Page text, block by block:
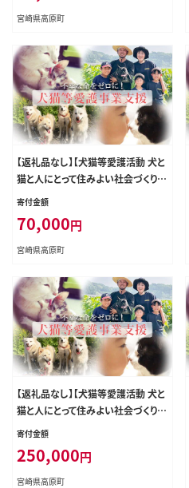
宮崎県高原町
【返礼品なし】【犬猫等愛護活動 犬と
猫と人にとって住みよい社会づくりを
応援】宮崎県 高原町 特定非営利活
P00056
寄付金額
70,000円
宮崎県高原町
【返礼品なし】【犬猫等愛護活動 犬と
猫と人にとって住みよい社会づくりを
応援】宮崎県 高原町 特定非営利活
P00056
寄付金額
250,000円
宮崎県高原町